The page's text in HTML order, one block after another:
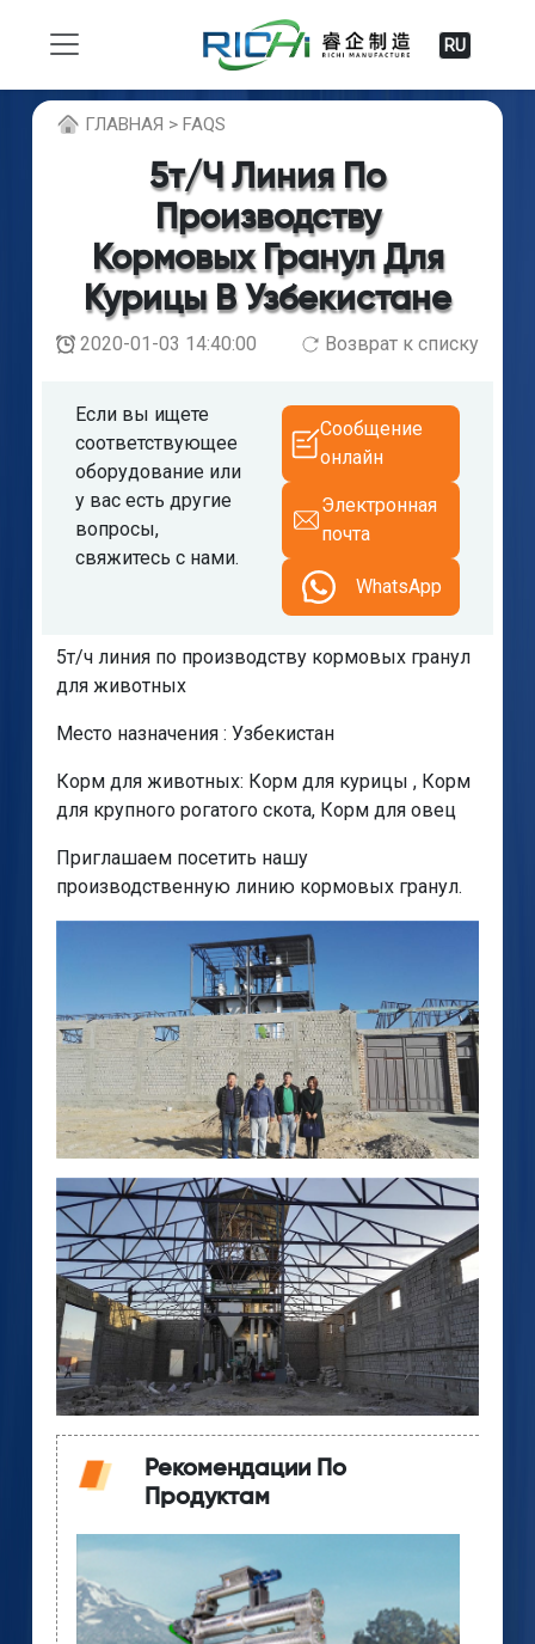
RU
ГЛABHAЯ > FAQS
5т/ч Линия По
Производству
Кормовых Гранул Для
Курицы В Узбекистане
2020-01-03 14:40:00 Возврат к списку
Если вы ищете
соответствующее
оборудование или
у вас есть другие
вопросы,
свяжитесь с нами.
Сообщение
онлайн
Электронная
почта
WhatsApp
5т/ч линия по производству кормовых гранул
для животных
Место назначения : Узбекистан
Корм для животных: Корм для курицы , Корм
для крупного рогатого скота, Корм для овец
Приглашаем посетить нашу
производственную линию кормовых гранул.
Рекомендации По
Продуктам